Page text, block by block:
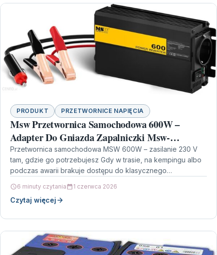
PRODUKT PRZETWORNICE NAPIĘCIA
Msw Przetwornica Samochodowa 600W –
Adapter Do Gniazda Zapalniczki Msw-
Cpi600Ms
Przetwornica samochodowa MSW 600W – zasilanie 230 V
tam, gdzie go potrzebujesz Gdy w trasie, na kempingu albo
podczas awarii brakuje dostępu do klasycznego…
6 minuty czytania 1 czerwca 2026
Czytaj więcej